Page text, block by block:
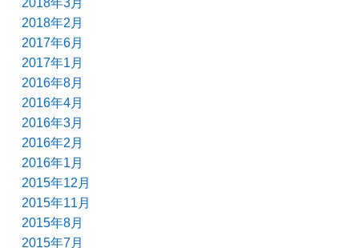
2018年2月
2017年6月
2017年1月
2016年8月
2016年4月
2016年3月
2016年2月
2016年1月
2015年12月
2015年11月
2015年8月
2015年7月